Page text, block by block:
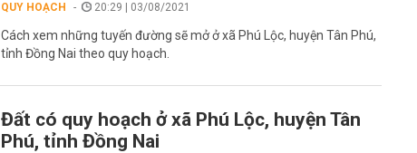
QUY HOẠCH 20:29 | 03/08/2021
Cách xem những tuyến đường sẽ mở ở xã Phú Lộc, huyện Tân Phú,
tỉnh Đồng Nai theo quy hoạch.
Đất có quy hoạch ở xã Phú Lộc, huyện Tân
Phú, tỉnh Đồng Nai